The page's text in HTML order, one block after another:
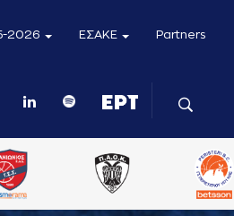
2026 ΕΣΑΚΕ Partners